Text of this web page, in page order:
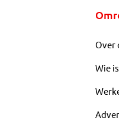
Over
Wie